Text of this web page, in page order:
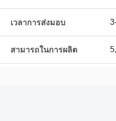
เวลาการส่งมอบ
สามารถในการผลิต